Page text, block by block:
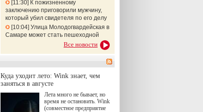
11:30 К пожизненному
заключению приговорили мужчину,
который убил свидетеля по его делу
10:04 Улица Молодогвардейская в
Самаре может стать пешеходной
Все новости
Куда уходит лето: Wink знает, чем
заняться в августе
Лета много не бывает, но
время не остановить. Wink
(совместное предприятие